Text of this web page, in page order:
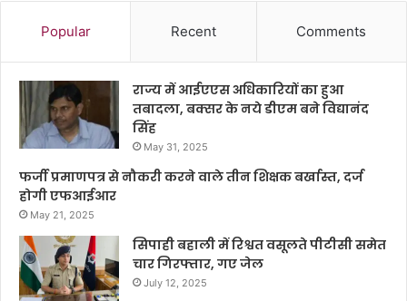
Popular Recent Comments
राज्य में आईएएस अधिकारियों का हुआ
तबादला, बक्सर के नये डीएम बने विद्यानंद
सिंह
May 31, 2025
फर्जी प्रमाणपत्र से नौकरी करने वाले तीन शिक्षक बर्खास्त, दर्ज
होगी एफआईआर
May 21, 2025
सिपाही बहाली में रिश्वत वसूलते पीटीसी समेत
चार गिरफ्तार, गए जेल
July 12, 2025